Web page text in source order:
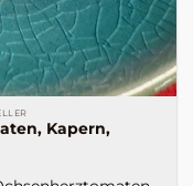
Kapern,